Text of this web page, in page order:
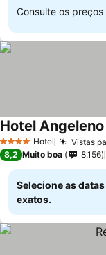
Consulte os preços
4 EstrelasHotel Vistas
Hotel Angeleno
8,2 Muito boa 8.156
Selecione as
exatos.